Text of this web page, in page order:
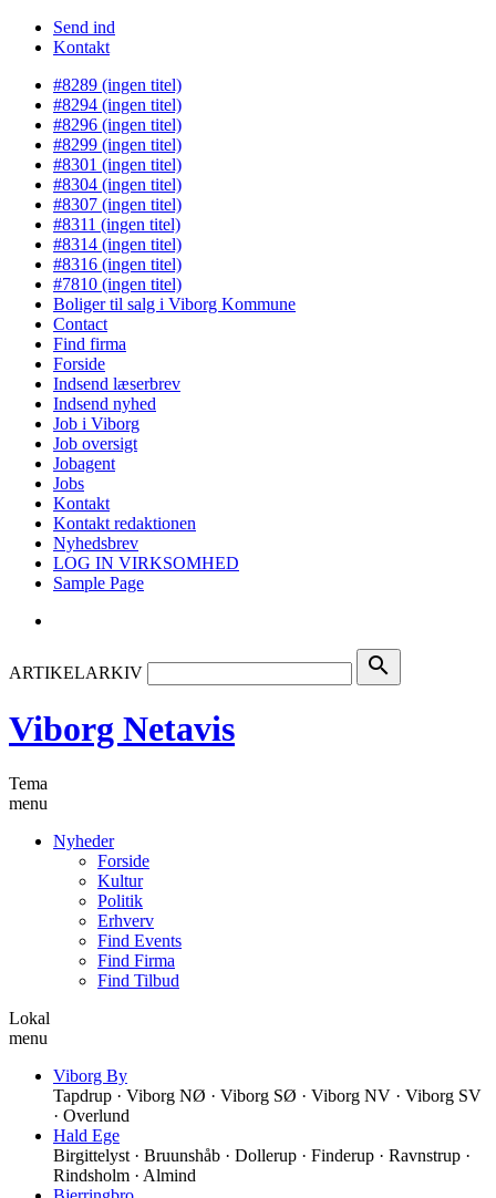
Send ind
Kontakt
#8289 (ingen titel)
#8294 (ingen titel)
#8296 (ingen titel)
#8299 (ingen titel)
#8301 (ingen titel)
#8304 (ingen titel)
#8307 (ingen titel)
#8311 (ingen titel)
#8314 (ingen titel)
#8316 (ingen titel)
#7810 (ingen titel)
Boliger til salg i Viborg Kommune
Contact
Find firma
Forside
Indsend læserbrev
Indsend nyhed
Job i Viborg
Job oversigt
Jobagent
Jobs
Kontakt
Kontakt redaktionen
Nyhedsbrev
LOG IN VIRKSOMHED
Sample Page
ARTIKELARKIV search
Viborg Netavis
Tema
menu
Nyheder
Forside
Kultur
Politik
Erhverv
Find Events
Find Firma
Find Tilbud
Lokal
menu
Viborg By
Tapdrup · Viborg NØ · Viborg SØ · Viborg NV · Viborg SV
· Overlund
Hald Ege
Birgittelyst · Bruunshåb · Dollerup · Finderup · Ravnstrup ·
Rindsholm · Almind